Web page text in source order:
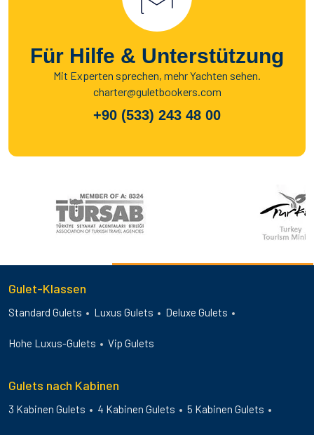
Für Hilfe & Unterstützung
Mit Experten sprechen, mehr Yachten sehen.
charter@guletbookers.com
+90 (533) 243 48 00
Gulet-Klassen
Standard Gulets Luxus Gulets Deluxe Gulets
Hohe Luxus-Gulets Vip Gulets
Gulets nach Kabinen
3 Kabinen Gulets 4 Kabinen Gulets 5 Kabinen Gulets